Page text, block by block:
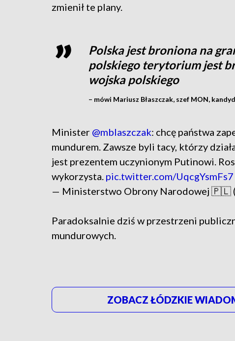
zmienił te plany.
Polska jest broniona na
polskiego terytorium jest
wojska polskiego
– mówi Mariusz Błaszczak, szef MON,
Minister @mblaszczak: chcę państwa
mundurem. Zawsze byli tacy, którzy
jest prezentem uczynionym Putinowi.
wykorzysta. pic.twitter.com/UqcgYsmFs7
— Ministerstwo Obrony Narodowej 🇵🇱
Paradoksalnie dziś w przestrzeni
mundurowych.
ZOBACZ ŁÓDZKIE